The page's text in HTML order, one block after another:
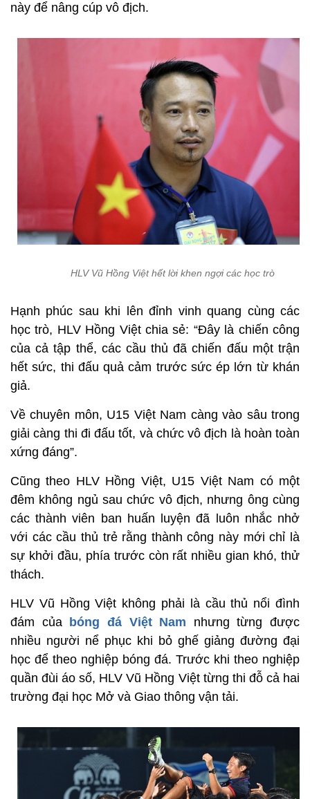
này để nâng cúp vô địch.
HLV Vũ Hồng Việt hết lời khen ngợi các học trò
Hạnh phúc sau khi lên đỉnh vinh quang cùng các
học trò, HLV Hồng Việt chia sẻ: “Đây là chiến công
của cả tập thể, các cầu thủ đã chiến đấu một trận
hết sức, thi đấu quả cảm trước sức ép lớn từ khán
giả.
Về chuyên môn, U15 Việt Nam càng vào sâu trong
giải càng thi đi đấu tốt, và chức vô địch là hoàn toàn
xứng đáng”.
Cũng theo HLV Hồng Việt, U15 Việt Nam có một
đêm không ngủ sau chức vô địch, nhưng ông cùng
các thành viên ban huấn luyện đã luôn nhắc nhở
với các cầu thủ trẻ rằng thành công này mới chỉ là
sự khởi đầu, phía trước còn rất nhiều gian khó, thử
thách.
HLV Vũ Hồng Việt không phải là cầu thủ nổi đình
đám của
bóng đá Việt Nam nhưng từng được
nhiều người nể phục khi bỏ ghế giảng đường đại
học để theo nghiệp bóng đá. Trước khi theo nghiệp
quần đùi áo số, HLV Vũ Hồng Việt từng thi đỗ cả hai
trường đại học Mở và Giao thông vận tải.